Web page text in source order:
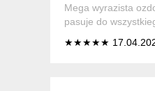
Mega wyrazista
pasuje do
★★★★★